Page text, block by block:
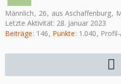
Männlich 26 aus Aschaffenburg
Letzte Aktivität: 28. Januar 2023
Beiträge 146 Punkte 1.040